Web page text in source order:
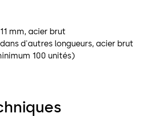
mm, acier brut
d'autres longueurs, acier brut
100 unités)